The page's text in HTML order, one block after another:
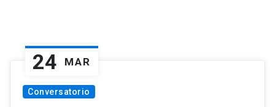
24 MAR
Conversatorio